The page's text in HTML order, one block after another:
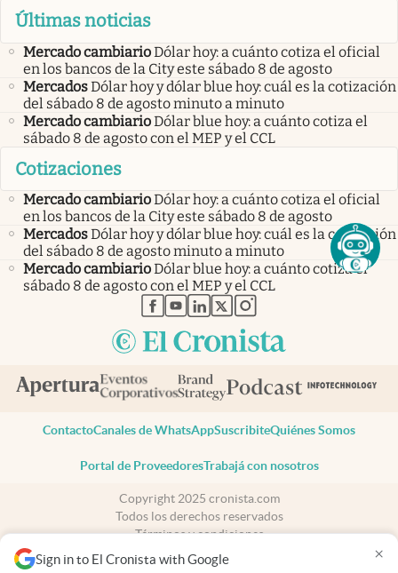
Sign in to El Cronista with Google ×
Últimas noticias
Mercado cambiarioDólar hoy: a cuánto cotiza el oficial
en los bancos de la City este sábado 8 de agosto
MercadosDólar hoy y dólar blue hoy: cuál es la cotización
del sábado 8 de agosto minuto a minuto
Mercado cambiarioDólar blue hoy: a cuánto cotiza el
sábado 8 de agosto con el MEP y el CCL
Cotizaciones
Mercado cambiarioDólar hoy: a cuánto cotiza el oficial
en los bancos de la City este sábado 8 de agosto
MercadosDólar hoy y dólar blue hoy: cuál es la cotización
del sábado 8 de agosto minuto a minuto
Mercado cambiarioDólar blue hoy: a cuánto cotiza el
sábado 8 de agosto con el MEP y el CCL
abre en nueva pestaña
abre en nueva pestaña
abre en nueva pestaña
abre en nueva pestaña
abre en nueva pestaña
ContactoCanales de WhatsAppSuscribiteQuiénes Somos
Portal de ProveedoresTrabajá con nosotros
Copyright 2025 cronista.com
Todos los derechos reservados
Términos y condiciones
Privacidad
Consentimiento